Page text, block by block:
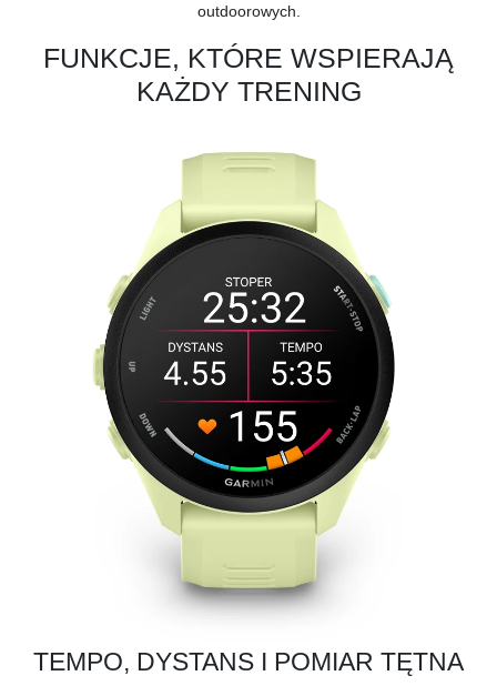
outdoorowych.
FUNKCJE, KTÓRE WSPIERAJĄ
KAŻDY TRENING
TEMPO, DYSTANS I POMIAR TĘTNA